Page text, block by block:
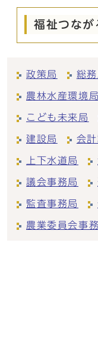
福祉つなが
政策局 総務
農林水産環境局
こども未来局
建設局 会
上下水道局
議会事務局
監査事務局
農業委員会事